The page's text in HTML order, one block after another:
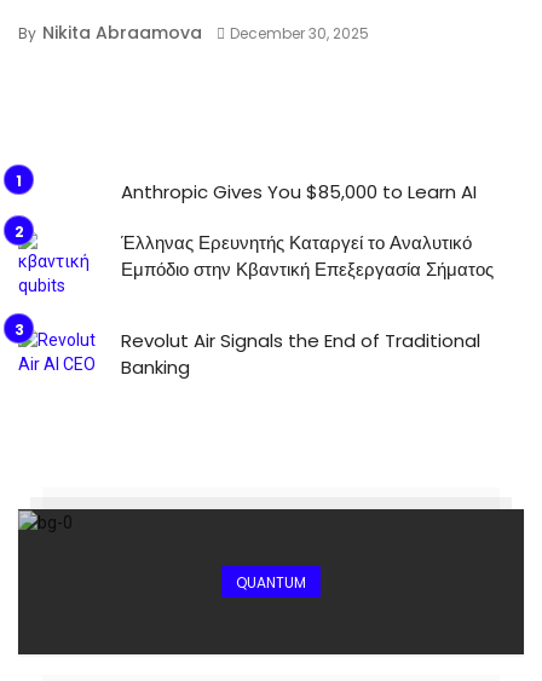
By Nikita Abraamova December 30, 2025
Anthropic Gives You $85,000 to Learn AI
Έλληνας Ερευνητής Καταργεί το Αναλυτικό
Εμπόδιο στην Κβαντική Επεξεργασία Σήματος
Revolut Air Signals the End of Traditional
Banking
QUANTUM